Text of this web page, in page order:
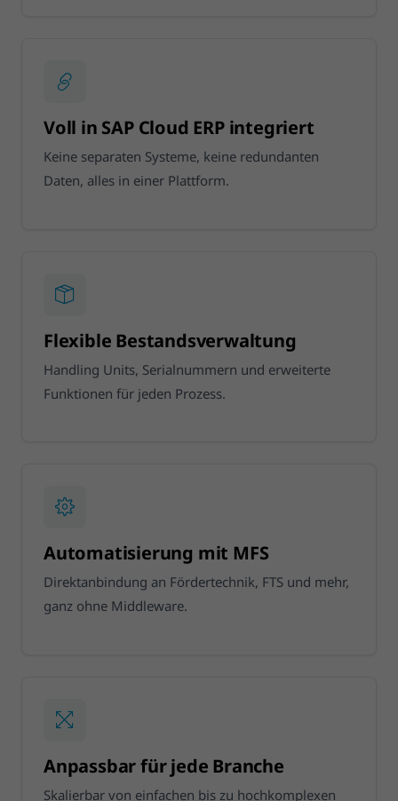
Voll in SAP Cloud ERP integriert
Keine separaten Systeme, keine redundanten
Daten, alles in einer Plattform.
Flexible Bestandsverwaltung
Handling Units, Serialnummern und erweiterte
Funktionen für jeden Prozess.
Automatisierung mit MFS
Direktanbindung an Fördertechnik, FTS und mehr,
ganz ohne Middleware.
Anpassbar für jede Branche
Skalierbar von einfachen bis zu hochkomplexen